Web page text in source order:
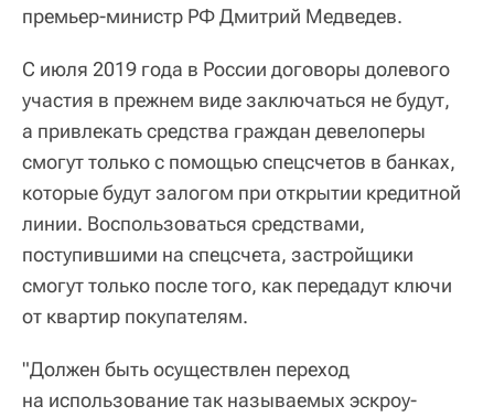
премьер-министр РФ Дмитрий Медведев.
С июля 2019 года в России договоры долевого
участия в прежнем виде заключаться не будут,
а привлекать средства граждан девелоперы
смогут только с помощью спецсчетов в банках,
которые будут залогом при открытии кредитной
линии. Воспользоваться средствами,
поступившими на спецсчета, застройщики
смогут только после того, как передадут ключи
от квартир покупателям.
"Должен быть осуществлен переход
на использование так называемых эскроу-